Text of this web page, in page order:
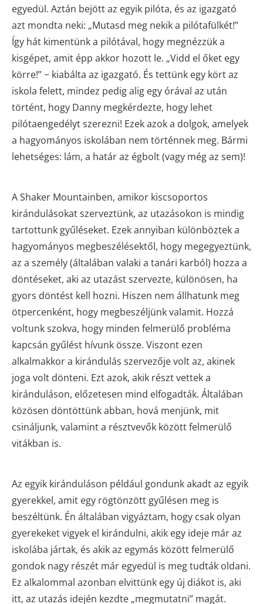
egyedül. Aztán bejött az egyik pilóta, és az igazgató
azt mondta neki: „Mutasd meg nekik a pilótafülkét!”
Így hát kimentünk a pilótával, hogy megnézzük a
kisgépet, amit épp akkor hozott le. „Vidd el őket egy
körre!” − kiabálta az igazgató. És tettünk egy kört az
iskola felett, mindez pedig alig egy órával az után
történt, hogy Danny megkérdezte, hogy lehet
pilótaengedélyt szerezni! Ezek azok a dolgok, amelyek
a hagyományos iskolában nem történnek meg. Bármi
lehetséges: lám, a határ az égbolt (vagy még az sem)!
A Shaker Mountainben, amikor kiscsoportos
kirándulásokat szerveztünk, az utazásokon is mindig
tartottunk gyűléseket. Ezek annyiban különböztek a
hagyományos megbeszélésektől, hogy megegyeztünk,
az a személy (általában valaki a tanári karból) hozza a
döntéseket, aki az utazást szervezte, különösen, ha
gyors döntést kell hozni. Hiszen nem állhatunk meg
ötpercenként, hogy megbeszéljünk valamit. Hozzá
voltunk szokva, hogy minden felmerülő probléma
kapcsán gyűlést hívunk össze. Viszont ezen
alkalmakkor a kirándulás szervezője volt az, akinek
joga volt dönteni. Ezt azok, akik részt vettek a
kiránduláson, előzetesen mind elfogadták. Általában
közösen döntöttünk abban, hová menjünk, mit
csináljunk, valamint a résztvevők között felmerülő
vitákban is.
Az egyik kiránduláson például gondunk akadt az egyik
gyerekkel, amit egy rögtönzött gyűlésen meg is
beszéltünk. Én általában vigyáztam, hogy csak olyan
gyerekeket vigyek el kirándulni, akik egy ideje már az
iskolába jártak, és akik az egymás között felmerülő
gondok nagy részét már egyedül is meg tudták oldani.
Ez alkalommal azonban elvittünk egy új diákot is, aki
itt, az utazás idején kezdte „megmutatni” magát.